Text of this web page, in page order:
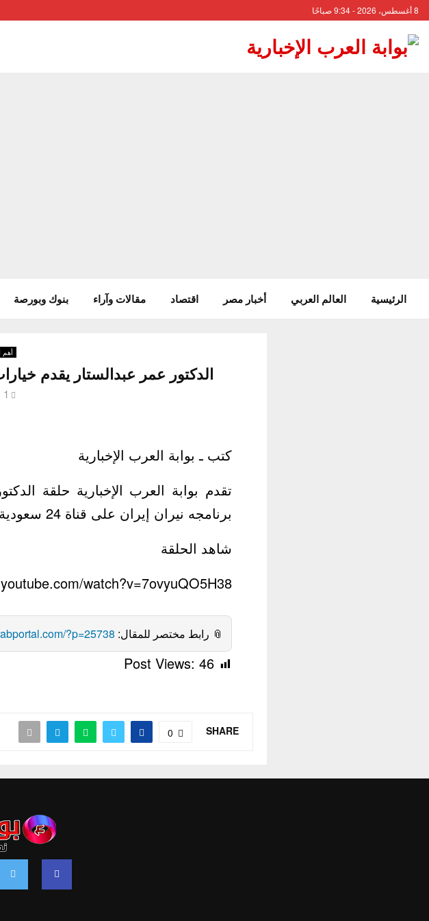
8 أغسطس، 2026 - 9:34 صباحًا
الرئيسية العالم العربي أخبار مصر اقتصاد مقالات وآراء بنوك وبورصة
أهم
الدكتور عمر عبدالستار يقدم خيارات دمشق الصعبة 2
1 مايو، 2019
كتب ـ بوابة العرب الإخبارية
تقدم بوابة العرب الإخبارية حلقة
برنامجه نيران إيران على قناة 24 سعودية والتي يتحدث فيها عن خيارات دمشق الصعبة
شاهد الحلقة
watch?v=7ovyuQO5H38
📎 رابط مختصر للمقال: ?p=25738
Post Views: 46
SHARE
0